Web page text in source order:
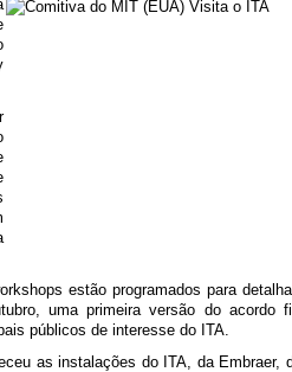
estão programados para
uma primeira versão do acordo
públicos de interesse do ITA.
as instalações do ITA, da Embraer,